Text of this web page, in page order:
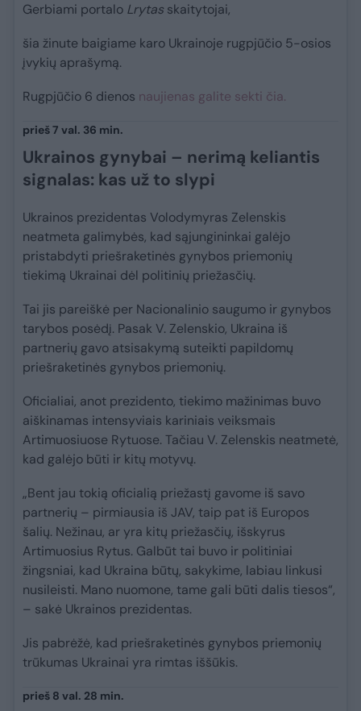
Gerbiami portalo Lrytas skaitytojai,
šia žinute baigiame karo Ukrainoje rugpjūčio 5-osios
įvykių aprašymą.
Rugpjūčio 6 dienos naujienas galite sekti čia.
prieš 7 val. 36 min.
Ukrainos gynybai – nerimą keliantis
signalas: kas už to slypi
Ukrainos prezidentas Volodymyras Zelenskis
neatmeta galimybės, kad sąjungininkai galėjo
pristabdyti priešraketinės gynybos priemonių
tiekimą Ukrainai dėl politinių priežasčių.
Tai jis pareiškė per Nacionalinio saugumo ir gynybos
tarybos posėdį. Pasak V. Zelenskio, Ukraina iš
partnerių gavo atsisakymą suteikti papildomų
priešraketinės gynybos priemonių.
Oficialiai, anot prezidento, tiekimo mažinimas buvo
aiškinamas intensyviais kariniais veiksmais
Artimuosiuose Rytuose. Tačiau V. Zelenskis neatmetė,
kad galėjo būti ir kitų motyvų.
„Bent jau tokią oficialią priežastį gavome iš savo
partnerių – pirmiausia iš JAV, taip pat iš Europos
šalių. Nežinau, ar yra kitų priežasčių, išskyrus
Artimuosius Rytus. Galbūt tai buvo ir politiniai
žingsniai, kad Ukraina būtų, sakykime, labiau linkusi
nusileisti. Mano nuomone, tame gali būti dalis tiesos“,
– sakė Ukrainos prezidentas.
Jis pabrėžė, kad priešraketinės gynybos priemonių
trūkumas Ukrainai yra rimtas iššūkis.
prieš 8 val. 28 min.